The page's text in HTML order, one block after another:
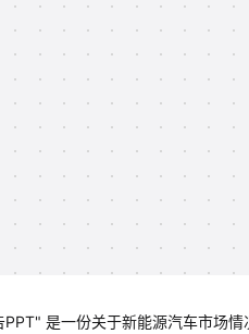
是一份关于新能源汽车市场